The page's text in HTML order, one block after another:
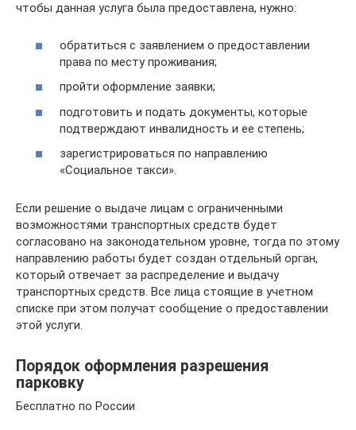
чтобы данная услуга была предоставлена, нужно:
обратиться с заявлением о предоставлении
права по месту проживания;
пройти оформление заявки;
подготовить и подать документы, которые
подтверждают инвалидность и ее степень;
зарегистрироваться по направлению
«Социальное такси».
Если решение о выдаче лицам с ограниченными
возможностями транспортных средств будет
согласовано на законодательном уровне, тогда по этому
направлению работы будет создан отдельный орган,
который отвечает за распределение и выдачу
транспортных средств. Все лица стоящие в учетном
списке при этом получат сообщение о предоставлении
этой услуги.
Порядок оформления разрешения
парковку
Бесплатно по России